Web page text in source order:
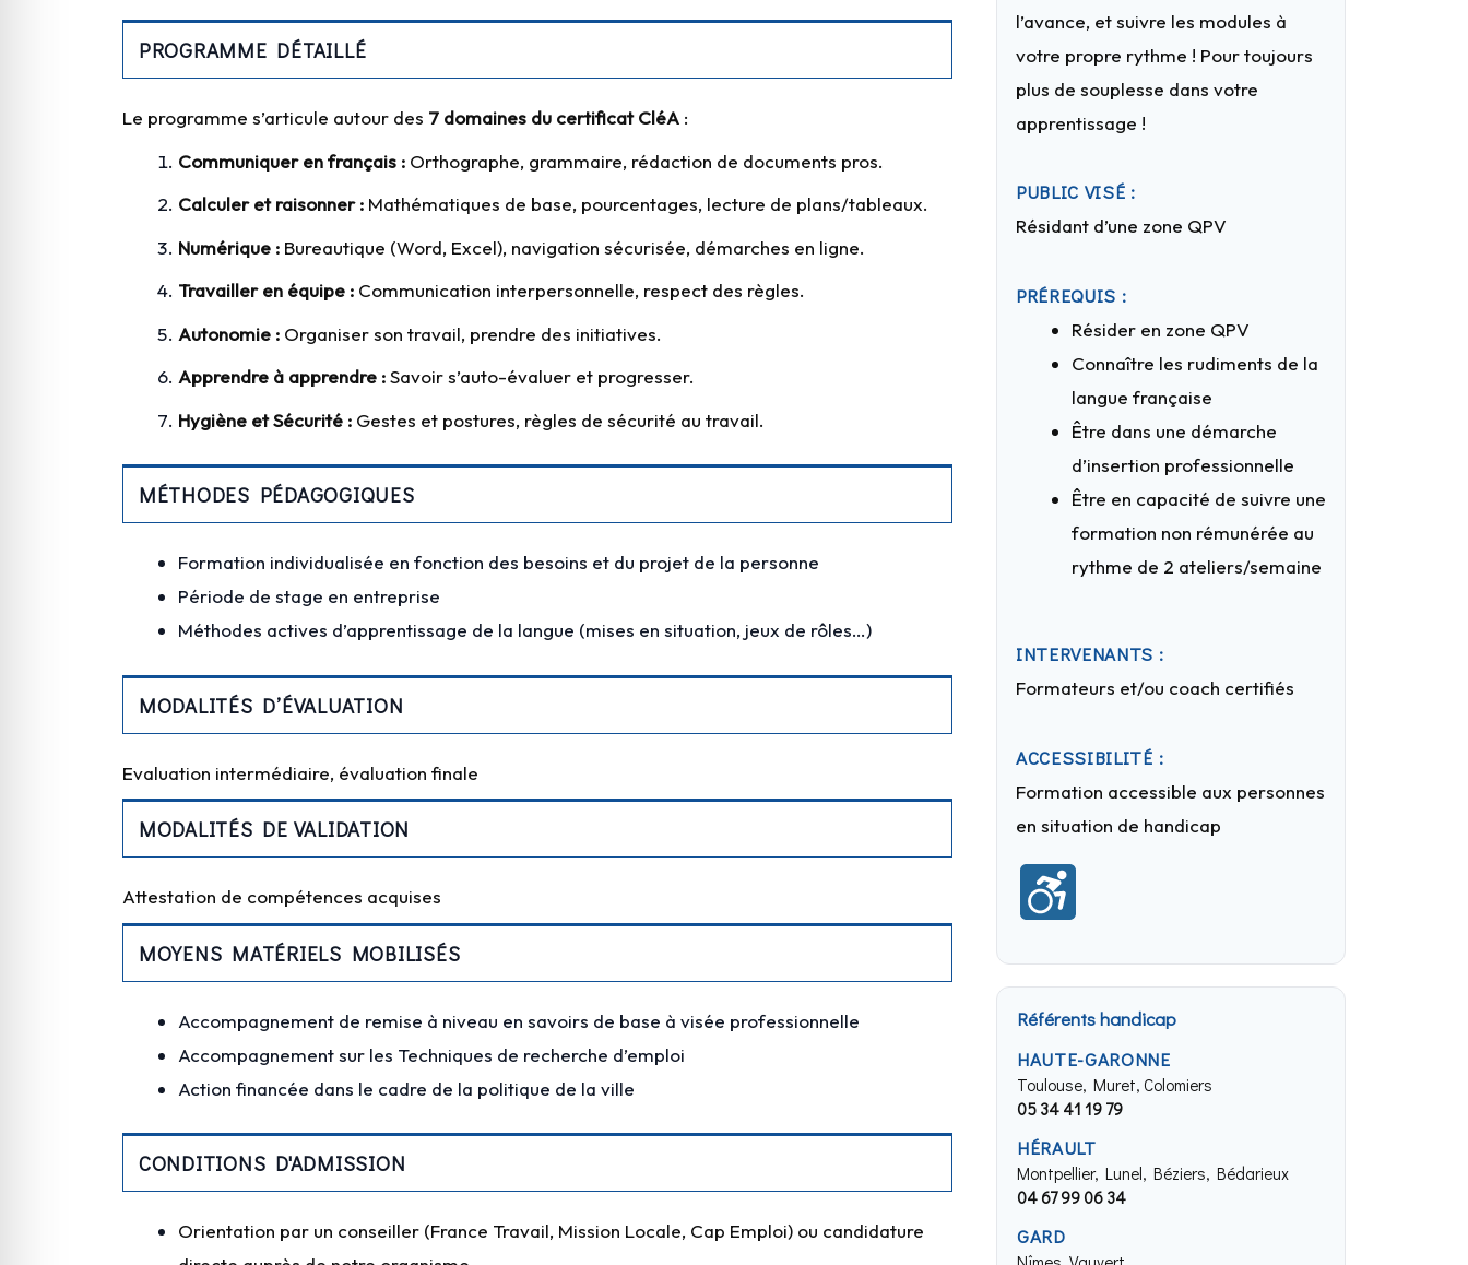
PROGRAMME DÉTAILLÉ
Le programme s’articule autour des 7 domaines du certificat CléA :
Communiquer en français : Orthographe, grammaire, rédaction de documents pros.
Calculer et raisonner : Mathématiques de base, pourcentages, lecture de plans/tableaux.
Numérique : Bureautique (Word, Excel), navigation sécurisée, démarches en ligne.
Travailler en équipe : Communication interpersonnelle, respect des règles.
Autonomie : Organiser son travail, prendre des initiatives.
Apprendre à apprendre :Savoir s’auto-évaluer et progresser.
Hygiène et Sécurité : Gestes et postures, règles de sécurité au travail.
MÉTHODES PÉDAGOGIQUES
Formation individualisée en fonction des besoins et du projet de la personne
Période de stage en entreprise
Méthodes actives d’apprentissage de la langue (mises en situation, jeux de rôles…)
MODALITÉS D’ÉVALUATION
Evaluation intermédiaire, évaluation finale
MODALITÉS DE VALIDATION
Attestation de compétences acquises
MOYENS MATÉRIELS MOBILISÉS
Accompagnement de remise à niveau en savoirs de base à visée professionnelle
Accompagnement sur les Techniques de recherche d’emploi
Action financée dans le cadre de la politique de la ville
CONDITIONS D'ADMISSION
Orientation par un conseiller (France Travail, Mission Locale, Cap Emploi) ou candidature
l’avance, et suivre les modules à
votre propre rythme ! Pour toujours
plus de souplesse dans votre
apprentissage !
PUBLIC VISÉ :
Résidant d’une zone QPV
PRÉREQUIS :
Résider en zone QPV
Connaître les rudiments de la
langue française
Être dans une démarche
d’insertion professionnelle
Être en capacité de suivre une
formation non rémunérée au
rythme de 2 ateliers/semaine
INTERVENANTS :
Formateurs et/ou coach certifiés
ACCESSIBILITÉ :
Formation accessible aux personnes
en situation de handicap
Référents handicap
HAUTE-GARONNE
Toulouse, Muret, Colomiers
05 34 41 19 79
HÉRAULT
Montpellier, Lunel, Béziers, Bédarieux
04 67 99 06 34
GARD